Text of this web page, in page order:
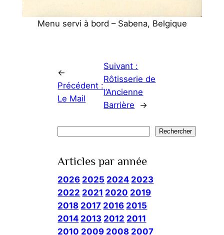
Menu servi à bord – Sabena, Belgique
←
Précédent :
Le Mail
Suivant :
Rôtisserie de
l’Ancienne
Barrière
→
Rechercher
Articles par année
2026 2025 2024 2023
2022 2021 2020 2019
2018 2017 2016 2015
2014 2013 2012 2011
2010 2009 2008 2007